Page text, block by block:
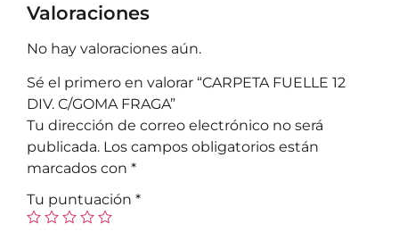
Valoraciones
No hay valoraciones aún.
Sé el primero en valorar “CARPETA FUELLE 12
DIV. C/GOMA FRAGA”
Tu dirección de correo electrónico no será
publicada. Los campos obligatorios están
marcados con *
Tu puntuación *